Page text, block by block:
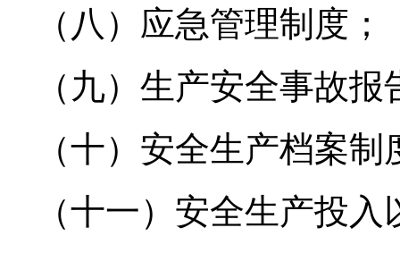
（八）应急管理制度；
（九）生产安全事故
（十）安全生产档案制
（十一）安全生产投